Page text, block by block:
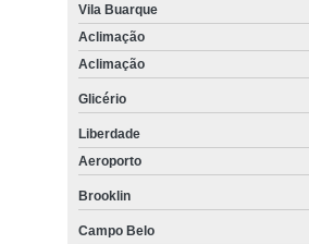
Vila Buarque
Aclimação
Aclimação
Glicério
Liberdade
Aeroporto
Brooklin
Campo Belo